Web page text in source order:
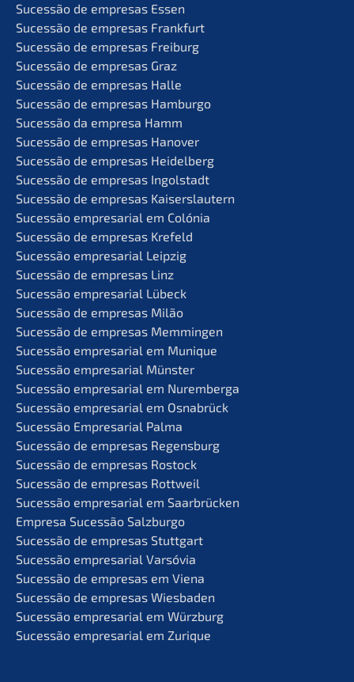
Suces­são de empre­sas Essen
Suces­são de empre­sas Frankfurt
Suces­são de empre­sas Freiburg
Suces­são de empre­sas Graz
Suces­são de empre­sas Halle
Suces­são de empre­sas Hamburgo
Suces­são da empre­sa Hamm
Suces­são de empre­sas Hanover
Suces­são de empre­sas Heidelberg
Suces­são de empre­sas Ingolstadt
Suces­são de empre­sas Kaiserslautern
Suces­são empre­sa­ri­al em Colónia
Suces­são de empre­sas Krefeld
Suces­são empre­sa­ri­al Leipzig
Suces­são de empre­sas Linz
Suces­são empre­sa­ri­al Lübeck
Suces­são de empre­sas Milão
Suces­são de empre­sas Memmingen
Suces­são empre­sa­ri­al em Munique
Suces­são empre­sa­ri­al Münster
Suces­são empre­sa­ri­al em Nuremberga
Suces­são empre­sa­ri­al em Osnabrück
Suces­são Empre­sa­ri­al Palma
Suces­são de empre­sas Regensburg
Suces­são de empre­sas Rostock
Suces­são de empre­sas Rottweil
Suces­são empre­sa­ri­al em Saarbrücken
Empre­sa Suces­são Salzburgo
Suces­são de empre­sas Stuttgart
Suces­são empre­sa­ri­al Varsóvia
Suces­são de empre­sas em Viena
Suces­são de empre­sas Wiesbaden
Suces­são empre­sa­ri­al em Würzburg
Suces­são empre­sa­ri­al em Zurique